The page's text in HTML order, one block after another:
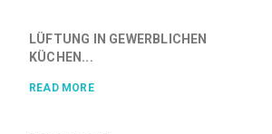
LÜFTUNG IN GEWERBLICHEN
KÜCHEN...
READ MORE